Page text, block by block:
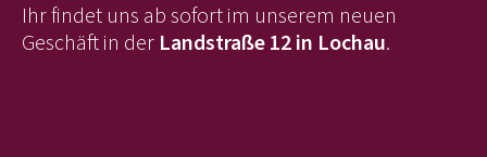
Ihr findet uns ab sofort im unserem neuen
Geschäft in der Landstraße 12 in Lochau.